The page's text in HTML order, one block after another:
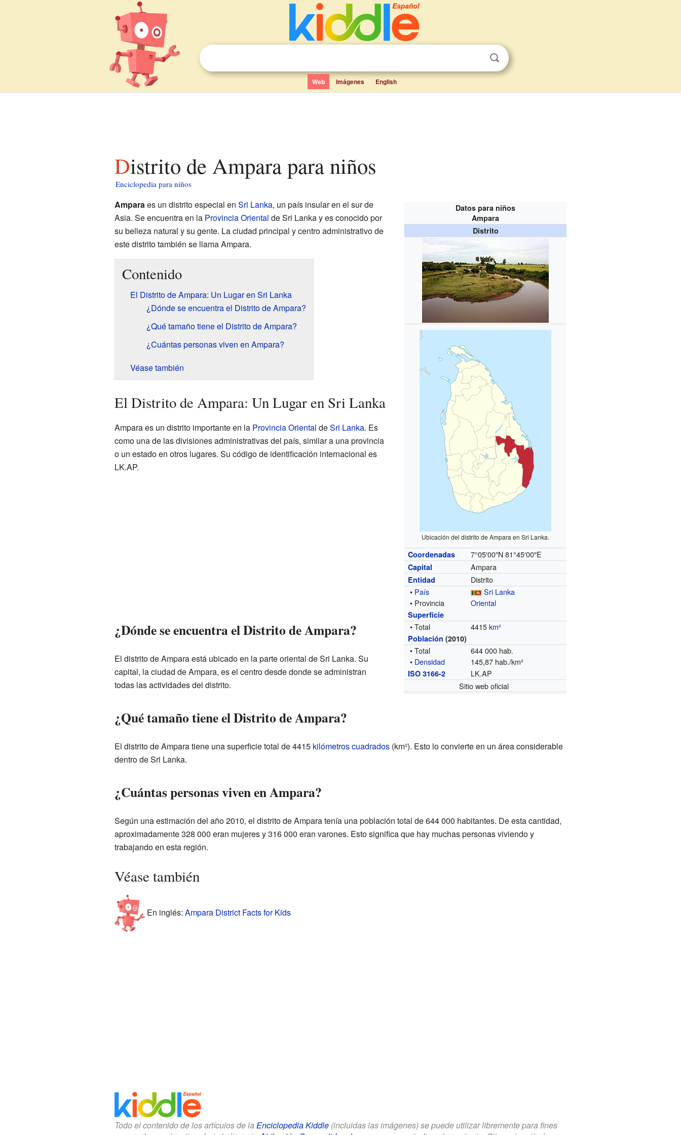
Web Imágenes English
Distrito de Ampara para niños
Enciclopedia para niños
Datos para niños
Ampara
Distrito
Ubicación del distrito de Ampara en Sri Lanka.
Coordenadas 7°05′00″N 81°45′00″E
Capital Ampara
Entidad
Distrito
• País
Sri Lanka
• Provincia
Oriental
Superficie
• Total 4415km²
Población (2010)
• Total
644 000 hab.
• Densidad 145,87 hab./km²
ISO 3166-2
LK.AP
Sitio web oficial
Amparaes un distrito especial en Sri Lanka, un país insular en el sur de
Asia. Se encuentra en la Provincia Oriental de Sri Lanka y es conocido por
su belleza natural y su gente. La ciudad principal y centro administrativo de
este distrito también se llama Ampara.
Contenido
El Distrito de Ampara: Un Lugar en Sri Lanka
¿Dónde se encuentra el Distrito de Ampara?
¿Qué tamaño tiene el Distrito de Ampara?
¿Cuántas personas viven en Ampara?
Véase también
El Distrito de Ampara: Un Lugar en Sri Lanka
Ampara es un distrito importante en la Provincia Oriental deSri Lanka. Es
como una de las divisiones administrativas del país, similar a una provincia
o un estado en otros lugares. Su código de identificación internacional es
LK.AP.
¿Dónde se encuentra el Distrito de Ampara?
El distrito de Ampara está ubicado en la parte oriental de Sri Lanka. Su
capital, la ciudad de Ampara, es el centro desde donde se administran
todas las actividades del distrito.
¿Qué tamaño tiene el Distrito de Ampara?
El distrito de Ampara tiene una superficie total de 4415 kilómetros cuadrados(km²). Esto lo convierte en un área considerable
dentro de Sri Lanka.
¿Cuántas personas viven en Ampara?
Según una estimación del año 2010, el distrito de Ampara tenía una población total de 644 000 habitantes. De esta cantidad,
aproximadamente 328 000 eran mujeres y 316 000 eran varones. Esto significa que hay muchas personas viviendo y
trabajando en esta región.
Véase también
En inglés: Ampara District Facts for Kids
Todo el contenido de los artículos de la Enciclopedia Kiddle(incluidas las imágenes) se puede utilizar libremente para fines